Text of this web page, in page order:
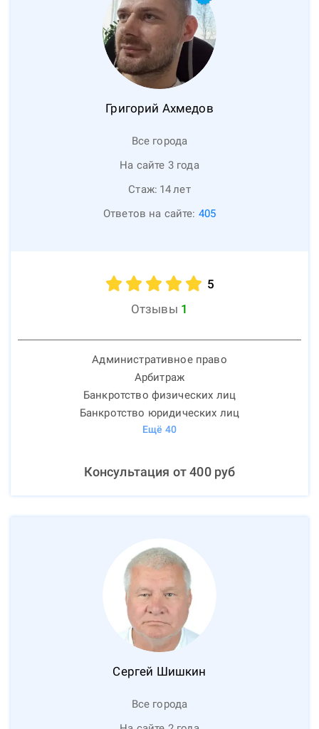
Григорий Ахмедов
Все города
На сайте 3 года
Стаж: 14лет
Ответов на сайте: 405
5
Отзывы 1
Административное право
Арбитраж
Банкротство физических лиц
Банкротство юридических лиц
Ещё 40
Консультация от400руб
Сергей Шишкин
Все города